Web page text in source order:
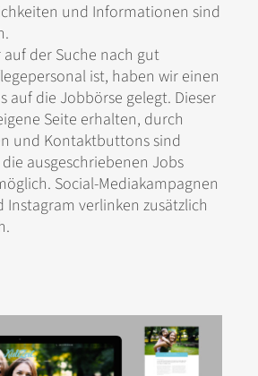
und Informationen sind
der Suche nach gut
ist, haben wir einen
auf die Jobbörse gelegt. Dieser
Seite erhalten, durch
und Kontaktbuttons sind
ausgeschriebenen Jobs
Social-Mediakampagnen
Instagram verlinken zusätzlich